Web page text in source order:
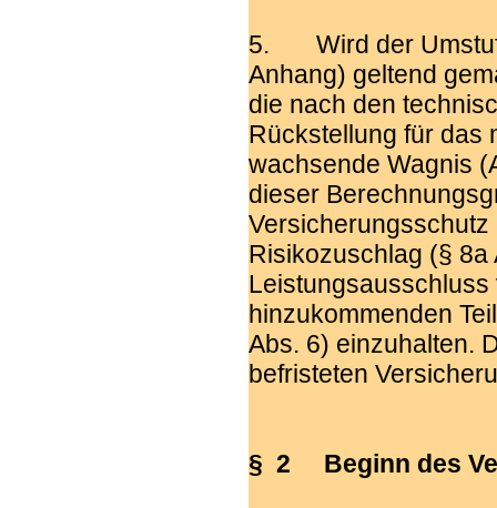
5. Wird der
Anhang) geltend
die nach den
Rückstellung für das
wachsende Wagnis
dieser
Risikozuschlag (§ 8a
hinzukommenden
Abs. 6) einzuhalten.
befristeten
§ 2 Beginn des